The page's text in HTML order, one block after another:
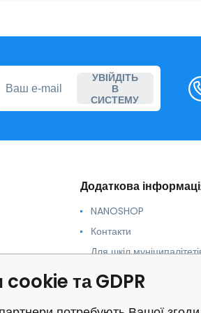
УВІЙДІТЬ
В
СИСТЕМУ
Додаткова
NANOSHOP
Контакти
Для шкіл
Скарги
перевірено
та GDPR